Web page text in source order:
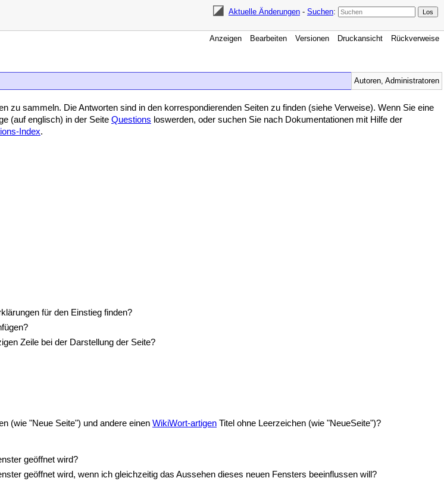
Aktuelle Änderungen- Suchen:
Anzeigen Bearbeiten Versionen Druckansicht Rückverweise
Autoren, Administratoren
zu sammeln. Die Antworten sind in den korrespondierenden Seiten zu finden (siehe Verweise). Wenn Sie eine
(auf englisch) in der Seite Questions loswerden, oder suchen Sie nach Dokumentationen mit Hilfe der
Index.
für den Einstieg finden?
Zeile bei der Darstellung der Seite?
(wie "Neue Seite") und andere einen WikiWort-artigen Titel ohne Leerzeichen (wie "NeueSeite")?
geöffnet wird?
geöffnet wird, wenn ich gleichzeitig das Aussehen dieses neuen Fensters beeinflussen will?